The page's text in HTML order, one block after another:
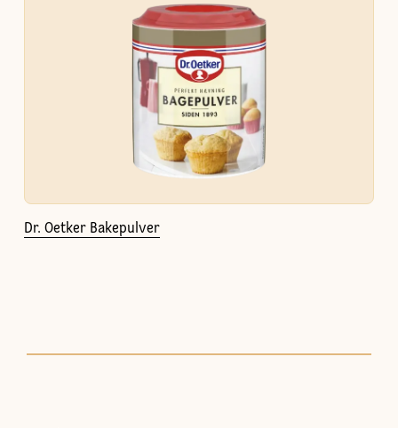
Dr. Oetker Bakepulver